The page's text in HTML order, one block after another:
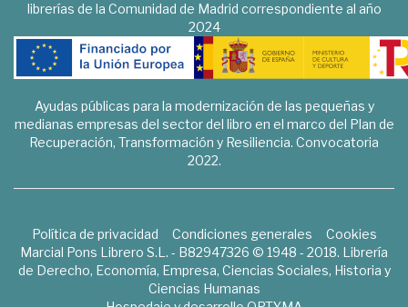
librerías de la Comunidad de Madrid correspondiente al año
2024
Ayudas públicas para la modernización de las pequeñas y
medianas empresas del sector del libro en el marco del Plan de
Recuperación, Transformación y Resiliencia. Convocatoria
2022.
Política de privacidad Condiciones generales
Cookies
Marcial Pons Librero S.L. - B82947326 © 1948 - 2018. Librería
de Derecho, Economía, Empresa, Ciencias Sociales, Historia y
Ciencias Humanas